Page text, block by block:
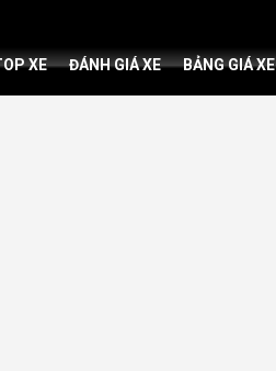
XE ĐÁNH GIÁ XE BẢNG GIÁ XE